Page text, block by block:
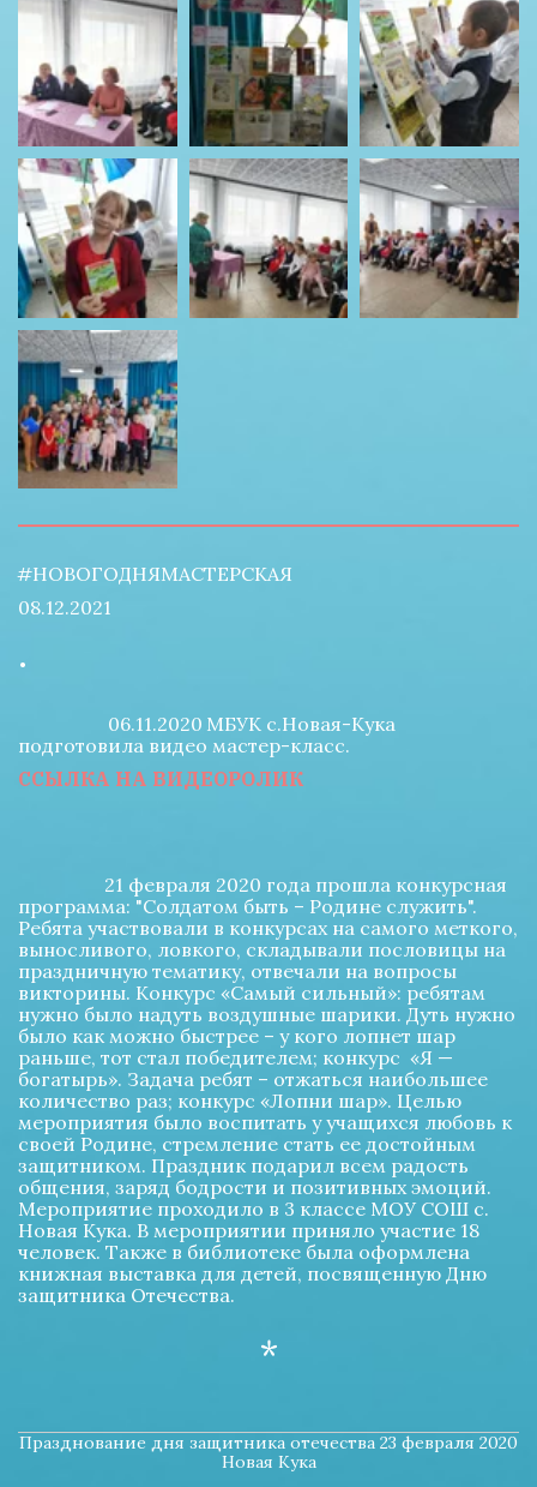
#НОВОГОДНЯМАСТЕРСКАЯ
08.12.2021
.
06.11.2020 МБУК с.Новая-Кука
подготовила видео мастер-класс.
ССЫЛКА НА ВИДЕОРОЛИК
программа: "Солдатом быть – Родине служить".
Ребята участвовали в конкурсах на самого меткого,
выносливого, ловкого, складывали пословицы на
праздничную тематику, отвечали на вопросы
викторины. Конкурс «Самый сильный»: ребятам
нужно было надуть воздушные шарики. Дуть нужно
было как можно быстрее – у кого лопнет шар
раньше, тот стал победителем; конкурс  «Я —
богатырь». Задача ребят – отжаться наибольшее
количество раз; конкурс «Лопни шар». Целью
мероприятия было воспитать у учащихся любовь к
своей Родине, стремление стать ее достойным
защитником. Праздник подарил всем радость
общения, заряд бодрости и позитивных эмоций.
Мероприятие проходило в 3 классе МОУ СОШ с.
Новая Кука. В мероприятии приняло участие 18
человек. Также в библиотеке была оформлена
книжная выставка для детей, посвященную Дню
защитника Отечества.
*
Празднование дня защитника отечества 23 февраля 2020
Новая Кука